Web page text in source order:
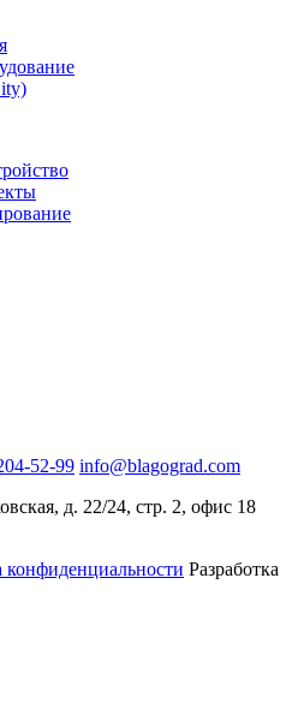
52-99 info@blagograd.com
д. 22/24, стр. 2, офис 18
Разработка